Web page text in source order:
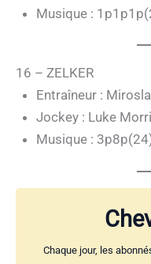
Musique :
16 – ZELKER
Entraîneur :
Jockey : Luke
Musique :
Chaque jour, les